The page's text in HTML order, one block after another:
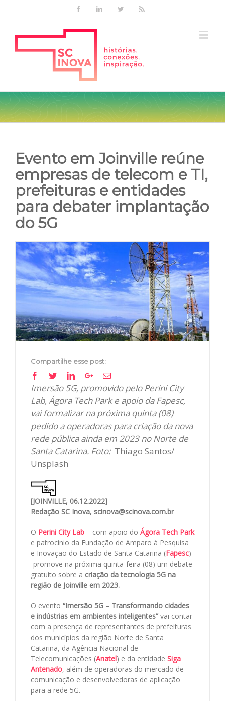
FacebookLinkedinTwitter
Evento em Joinville reúne
empresas de telecom e TI,
prefeituras e entidades
para debater implantação
do 5G
View
Larger
Image
Compartilhe esse post:
Facebook
TwitterLinkedinGoogle+Email
Imersão 5G, promovido pelo Perini City
Lab, Ágora Tech Park e apoio da Fapesc,
vai formalizar na próxima quinta (08)
pedido a operadoras para criação da nova
rede pública ainda em 2023 no Norte de
Santa Catarina. Foto: Thiago Santos/
Unsplash
[JOINVILLE, 06.12.2022]
Redação SC Inova, scinova@scinova.com.br
O Perini City Lab – com apoio do Ágora Tech Park
e patrocínio da Fundação de Amparo à Pesquisa
e Inovação do Estado de Santa Catarina (Fapesc)
-promove na próxima quinta-feira (08) um debate
gratuito sobre a criação da tecnologia 5G na
região de Joinville em 2023.
O evento “Imersão 5G – Transformando cidades
e indústrias em ambientes inteligentes” vai contar
com a presença de representantes de prefeituras
dos municípios da região Norte de Santa
Catarina, da Agência Nacional de
Telecomunicações (Anatel) e da entidade Siga
Antenado, além de operadoras do mercado de
comunicação e desenvolvedoras de aplicação
para a rede 5G.